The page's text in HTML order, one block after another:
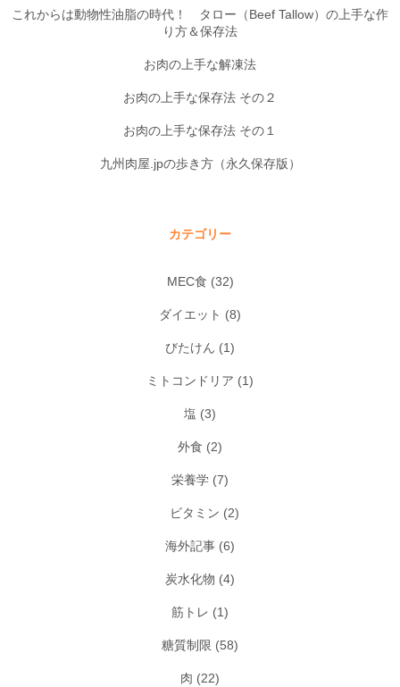
これからは動物性油脂の時代！ タロー（Beef Tallow）の上手な作
り方＆保存法
お肉の上手な解凍法
お肉の上手な保存法 その２
お肉の上手な保存法 その１
九州肉屋.jpの歩き方（永久保存版）
カテゴリー
MEC食 (32)
ダイエット (8)
びたけん (1)
ミトコンドリア (1)
塩 (3)
外食 (2)
栄養学 (7)
ビタミン (2)
海外記事 (6)
炭水化物 (4)
筋トレ (1)
糖質制限 (58)
肉 (22)